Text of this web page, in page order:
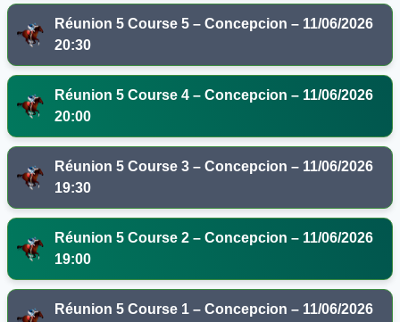
Réunion 5 Course 5 – Concepcion – 11/06/2026
20:30
Réunion 5 Course 4 – Concepcion – 11/06/2026
20:00
Réunion 5 Course 3 – Concepcion – 11/06/2026
19:30
Réunion 5 Course 2 – Concepcion – 11/06/2026
19:00
Réunion 5 Course 1 – Concepcion – 11/06/2026